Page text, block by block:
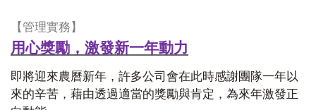
【管理實務】
用心獎勵，激發新一年動力
即將迎來農曆新年，許多公司會在此時感謝團隊一年以
來的辛苦，藉由透過適當的獎勵與肯定，為來年激發正